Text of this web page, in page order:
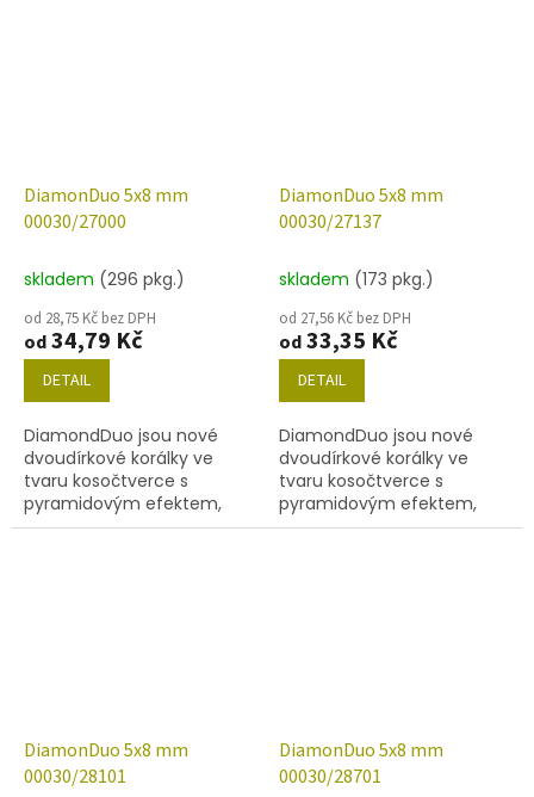
DiamonDuo 5x8 mm
00030/27000
skladem (296 pkg.)
od 28,75 Kč bez DPH
od34,79 Kč
DETAIL
DiamondDuo jsou nové
dvoudírkové korálky ve
tvaru kosočtverce s
pyramidovým efektem,
velikost 5x8 mm, obsah
DiamonDuo 5x8 mm
00030/27137
skladem (173 pkg.)
od 27,56 Kč bez DPH
od33,35 Kč
DETAIL
DiamondDuo jsou nové
dvoudírkové korálky ve
tvaru kosočtverce s
pyramidovým efektem,
velikost 5x8 mm, obsah
DiamonDuo 5x8 mm
00030/28101
DiamonDuo 5x8 mm
00030/28701